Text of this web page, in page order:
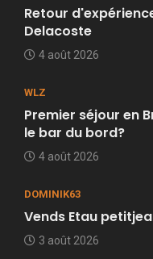
Retour
Delacoste
4 août 2026
WLZ
Premier séjour en
le bar du bord?
4 août 2026
DOMINIK63
Vends Etau
3 août 2026